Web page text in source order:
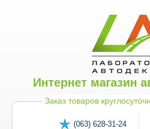
Интернет магазин
Заказ товаров
(063) 628-31-24